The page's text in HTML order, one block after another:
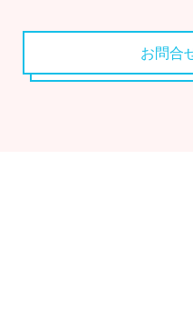
お問合